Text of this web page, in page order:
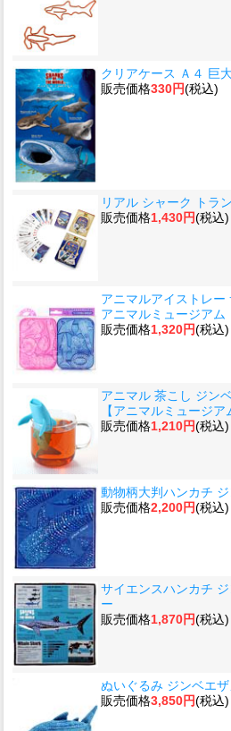
クリアケース Ａ４ 巨
販売価格330円(税込)
リアル シャーク トラ
販売価格1,430円(税込)
アニマルアイストレー
アニマルミュージアム
販売価格1,320円(税込)
アニマル 茶こし ジン
【アニマルミュージア
販売価格1,210円(税込)
動物柄大判ハンカチ
販売価格2,200円(税込)
サイエンスハンカチ
ー
販売価格1,870円(税込)
ぬいぐるみ ジンベエ
販売価格3,850円(税込)